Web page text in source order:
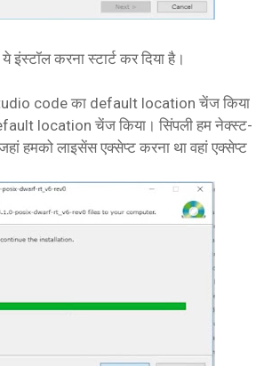
करना स्टार्ट कर दिया है।
code का default location चेंज किया
location चेंज किया। सिंपली हम नेक्स्ट-
हमको लाइसेंस एक्सेप्ट करना था वहां एक्सेप्ट